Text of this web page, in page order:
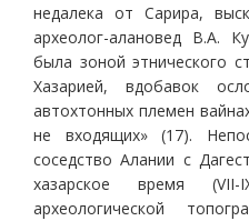
недалека от Сарира,
археолог-алановед В.А.
была зоной этнического
Хазарией, вдобавок
автохтонных племен
не входящих» (17).
соседство Алании с
хазарское время
археологической